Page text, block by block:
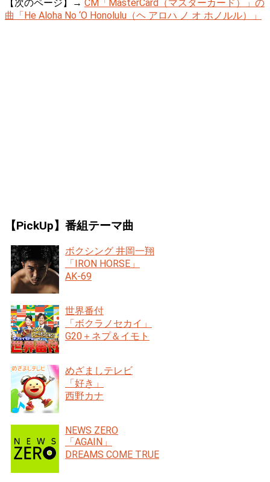
【次のページ】→ CM「MasterCard（マスターカード）」の
曲「He Aloha No ‘O Honolulu（ヘ アロハ ノ オ ホノルル）」
【PickUp】番組テーマ曲
ボクシング 井岡一翔
「IRON HORSE」
AK-69
世界番付
「ボクラノセカイ」
G20＋ネプ＆イモト
めざましテレビ
「好き」
西野カナ
NEWS ZERO
「AGAIN」
DREAMS COME TRUE